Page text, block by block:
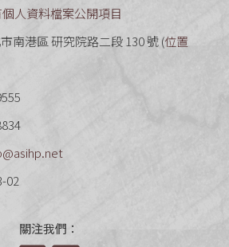
人資料檔案公開項目
南港區 研究院路二段 130 號 (位置
02
關注我們：